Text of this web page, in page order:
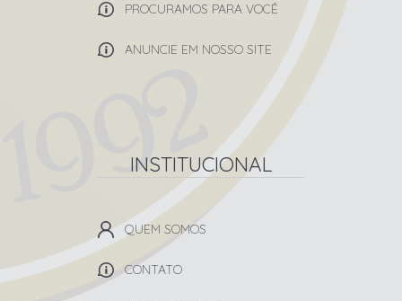
PROCURAMOS PARA VOCÊ
ANUNCIE EM NOSSO SITE
INSTITUCIONAL
QUEM SOMOS
CONTATO